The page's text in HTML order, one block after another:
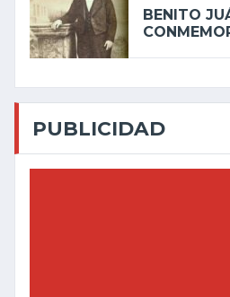
BENITO
PUBLICIDAD